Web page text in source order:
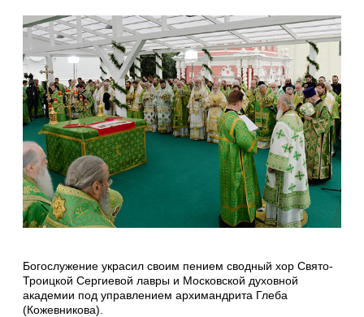
Богослужение украсил своим пением сводный хор Свято-
Троицкой Сергиевой лавры и Московской духовной
академии под управлением архимандрита Глеба
(Кожевникова).